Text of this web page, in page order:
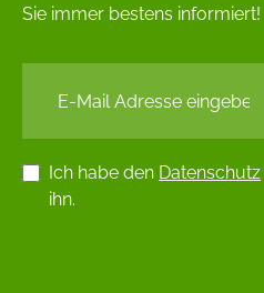
Sie immer bestens informiert!
Ich habe den Datenschutz
ihn.